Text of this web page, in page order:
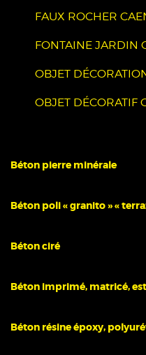
FAUX ROCHER
FONTAINE JARDIN
OBJET
OBJET DÉCORATIF
Béton pierre minérale
Béton poli « granito » «
Béton ciré
Béton imprimé, matricé,
Béton résine époxy,